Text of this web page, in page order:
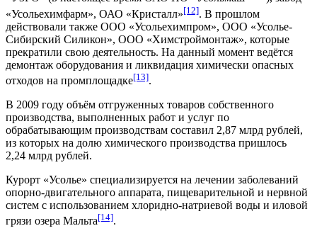
«Усольехимфарм», ОАО «Кристалл»[12]. В прошлом
действовали также ООО «Усольехимпром», ООО «Усолье-
Сибирский Силикон», ООО «Химстроймонтаж», которые
прекратили свою деятельность. На данный момент ведётся
демонтаж оборудования и ликвидация химически опасных
отходов на промплощадке[13].
В 2009 году объём отгруженных товаров собственного
производства, выполненных работ и услуг по
обрабатывающим производствам составил 2,87 млрд рублей,
из которых на долю химического производства пришлось
2,24 млрд рублей.
Курорт «Усолье» специализируется на лечении заболеваний
опорно-двигательного аппарата, пищеварительной и нервной
систем с использованием хлоридно-натриевой воды и иловой
грязи озера Мальта[14].